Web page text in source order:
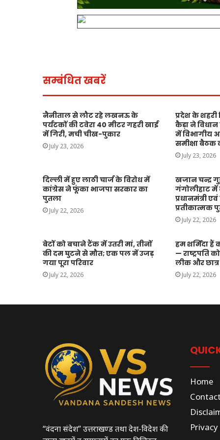
सम्बंधित खबरें
नैनीताल से लौट रहे लखनऊ के
पर्यटकों की टवेरा 40 मीटर गहरी खाई
में गिरी, मची चीख-पुकार
July 23, 2026
प्रदेश के शहरी
कैड़ा ने विधान
में विभागीय
समीक्षा बैठक
July 23, 2026
दिल्ली में हुए लाठी चार्ज के विरोध में
कांग्रेस ने फूंका भाजपा सरकार का
पुतला
July 22, 2026
खजान चन्द्र
गंगोलीहाट में
प्रधानमंत्री एवं
प्रतीकात्मक
July 22, 2026
बेटों को बचाने टैंक में उतरी मां, तीनों
की दम घुटने से मौत; एक पल में उजड़
गया पूरा परिवार
July 22, 2026
हम शर्मिंदा हैं
— राष्ट्रपति
लीक और
July 22, 2026
“वंदना संदेश” उत्तराखण्ड तथा देश-विदेश की
Home